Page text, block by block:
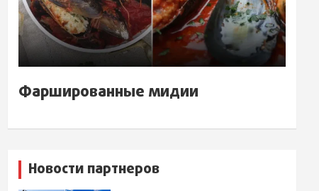
Фаршированные мидии
Новости партнеров